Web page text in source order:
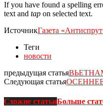
If you have found a spelling
text and tap on selected text.
ИсточникГазета
Теги
новости
предыдущая статья
Следующая статья
Схожие статьиБольше